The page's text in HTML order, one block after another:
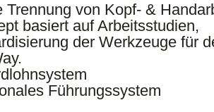
Trennung von Kopf- &
basiert auf Arbeitsstudien,
der Werkzeuge für
Führungssystem